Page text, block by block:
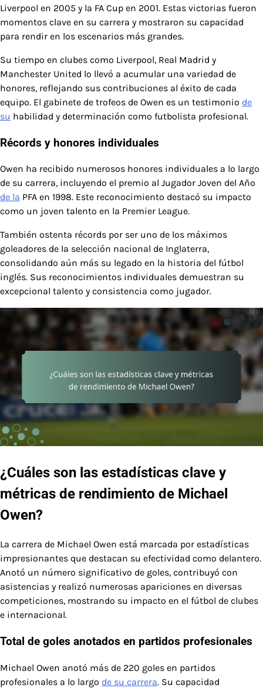
Liverpool en 2005 y la FA Cup en 2001. Estas victorias fueron
momentos clave en su carrera y mostraron su capacidad
para rendir en los escenarios más grandes.
Su tiempo en clubes como Liverpool, Real Madrid y
Manchester United lo llevó a acumular una variedad de
honores, reflejando sus contribuciones al éxito de cada
equipo. El gabinete de trofeos de Owen es un testimonio de
su habilidad y determinación como futbolista profesional.
Récords y honores individuales
Owen ha recibido numerosos honores individuales a lo largo
de su carrera, incluyendo el premio al Jugador Joven del Año
de la PFA en 1998. Este reconocimiento destacó su impacto
como un joven talento en la Premier League.
También ostenta récords por ser uno de los máximos
goleadores de la selección nacional de Inglaterra,
consolidando aún más su legado en la historia del fútbol
inglés. Sus reconocimientos individuales demuestran su
excepcional talento y consistencia como jugador.
¿Cuáles son las estadísticas clave y
métricas de rendimiento de Michael
Owen?
La carrera de Michael Owen está marcada por estadísticas
impresionantes que destacan su efectividad como delantero.
Anotó un número significativo de goles, contribuyó con
asistencias y realizó numerosas apariciones en diversas
competiciones, mostrando su impacto en el fútbol de clubes
e internacional.
Total de goles anotados en partidos profesionales
Michael Owen anotó más de 220 goles en partidos
profesionales a lo largo de su carrera. Su capacidad